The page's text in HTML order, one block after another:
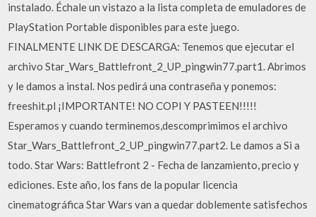
instalado. Échale un vistazo a la lista completa de emuladores de
PlayStation Portable disponibles para este juego.
FINALMENTE LINK DE DESCARGA: Tenemos que ejecutar el
archivo Star_Wars_Battlefront_2_UP_pingwin77.part1. Abrimos
y le damos a instal. Nos pedirá una contraseña y ponemos:
freeshit.pl ¡IMPORTANTE! NO COPI Y PASTEEN!!!!!
Esperamos y cuando terminemos,descomprimimos el archivo
Star_Wars_Battlefront_2_UP_pingwin77.part2. Le damos a Si a
todo. Star Wars: Battlefront 2 - Fecha de lanzamiento, precio y
ediciones. Este año, los fans de la popular licencia
cinematográfica Star Wars van a quedar doblemente satisfechos